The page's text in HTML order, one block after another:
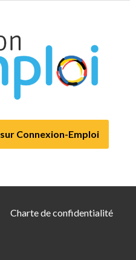
Connexion-Emploi
Charte de confidentialité